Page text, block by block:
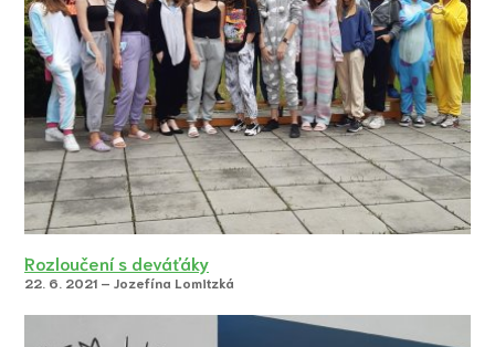
Rozloučení s deváťáky
22. 6. 2021 – Jozefína Lomitzká